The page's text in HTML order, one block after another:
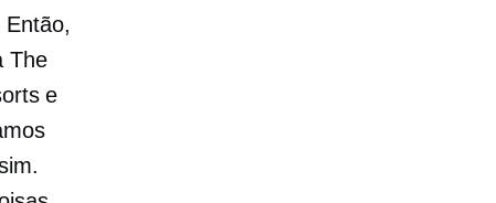
Então,
The
e